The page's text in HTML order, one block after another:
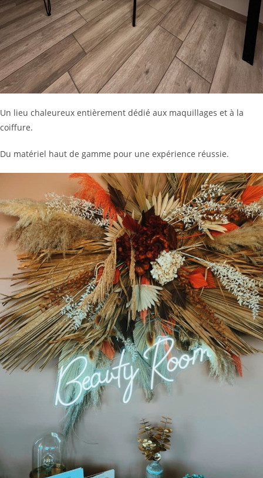
Un lieu chaleureux entièrement dédié aux maquillages et à la
coiffure.
Du matériel haut de gamme pour une expérience réussie.